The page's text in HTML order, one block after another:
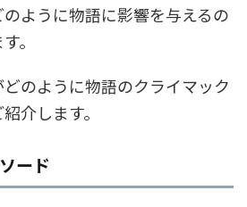
ように物語に影響を与えるの
。
のように物語のクライマック
介します。
ード